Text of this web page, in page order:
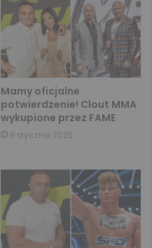
Mamy oficjalne
potwierdzenie! Clout MMA
wykupione przez FAME
9 stycznia 2025